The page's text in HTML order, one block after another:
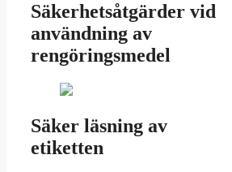
Säkerhetsåtgärder vid
användning av
rengöringsmedel
Säker läsning av
etiketten